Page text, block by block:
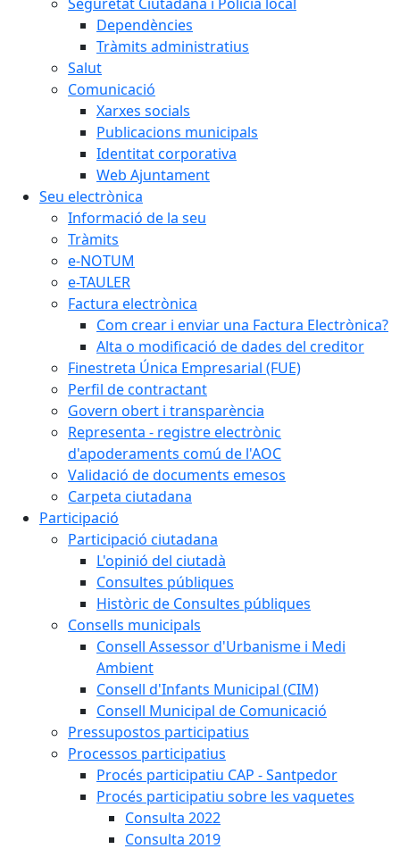
Dependències
Tràmits administratius
Salut
Comunicació
Xarxes socials
Publicacions municipals
Identitat corporativa
Web Ajuntament
Seu electrònica
Informació de la seu
Tràmits
e-NOTUM
e-TAULER
Factura electrònica
Com crear i enviar una Factura Electrònica?
Alta o modificació de dades del creditor
Finestreta Única Empresarial (FUE)
Perfil de contractant
Govern obert i transparència
Representa - registre electrònic
d'apoderaments comú de l'AOC
Validació de documents emesos
Carpeta ciutadana
Participació
Participació ciutadana
L'opinió del ciutadà
Consultes públiques
Històric de Consultes públiques
Consells municipals
Consell Assessor d'Urbanisme i Medi
Ambient
Consell d'Infants Municipal (CIM)
Consell Municipal de Comunicació
Pressupostos participatius
Processos participatius
Procés participatiu CAP - Santpedor
Procés participatiu sobre les vaquetes
Consulta 2022
Consulta 2019